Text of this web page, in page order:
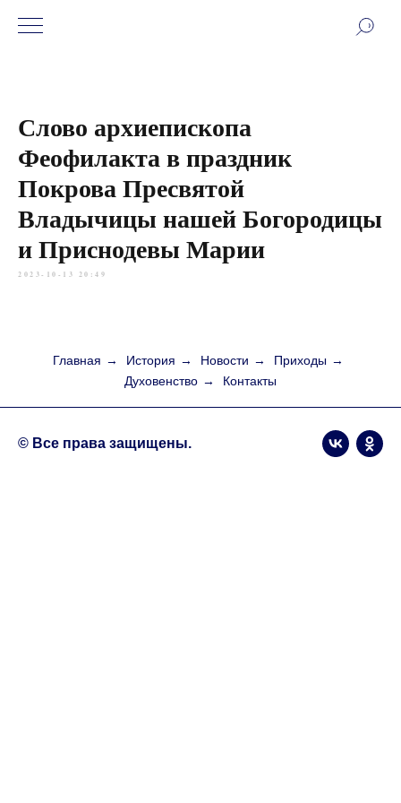
Слово архиепископа
Феофилакта в праздник
Покрова Пресвятой
Владычицы нашей Богородицы
и Приснодевы Марии
2023-10-13 20:49
Главная → История → Новости → Приходы →
Духовенство → Контакты
© Все права защищены.